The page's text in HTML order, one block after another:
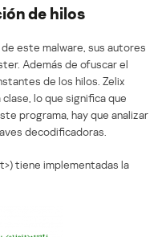
de hilos
este malware, sus autores
Además de ofuscar el
de los hilos. Zelix
lo que significa que
programa, hay que analizar
decodificadoras.
tiene implementadas la